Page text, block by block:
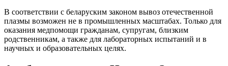
В соответствии с беларуским законом вывоз отечественной
плазмы возможен не в промышленных масштабах. Только для
оказания медпомощи гражданам, супругам, близким
родственникам, а также для лабораторных испытаний и в
научных и образовательных целях.